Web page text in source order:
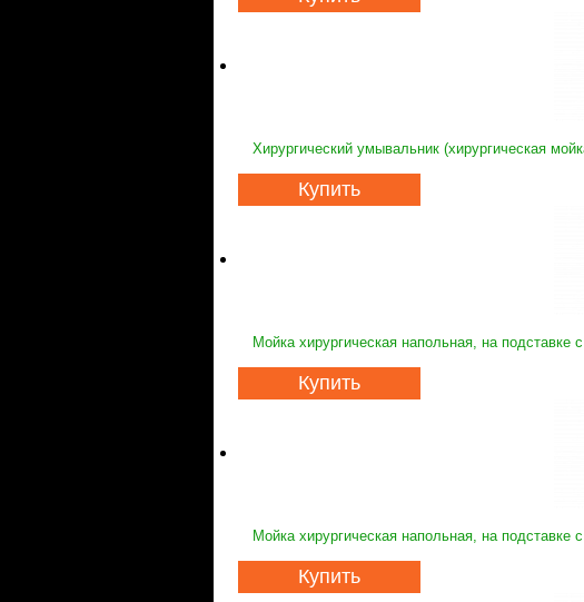
Хирургический умывальник (хирургическая
Купить
Мойка хирургическая напольная, на
Купить
Мойка хирургическая напольная, на
Купить